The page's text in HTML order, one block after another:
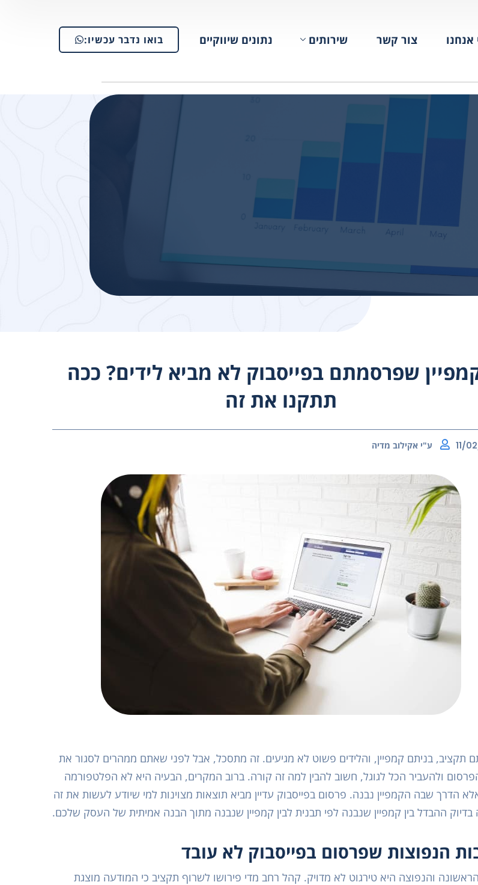
אנחנו צור קשר שירותים נתונים שיווקיים בואו נדבר עכשיו:
שפרסמתם בפייסבוק לא מביא לידים? ככה
תתקנו את זה
11/ ע"י אקילוב מדיה
תקציב, בניתם קמפיין, והלידים פשוט לא מגיעים. זה מתסכל, אבל לפני שאתם ממהרים לסגור את
ולהעביר הכל לגוגל, חשוב להבין למה זה קורה. ברוב המקרים, הבעיה היא לא הפלטפורמה
הדרך שבה הקמפיין נבנה. פרסום בפייסבוק עדיין מביא תוצאות מצוינות למי שיודע לעשות את זה
בדיוק ההבדל בין קמפיין שנבנה לפי תבנית לבין קמפיין שנבנה מתוך הבנה אמיתית של העסק שלכם.
הנפוצות שפרסום בפייסבוק לא עובד
והנפוצה היא טירגוט לא מדויק. קהל רחב מדי פירושו לשרוף תקציב כי המודעה מוצגת